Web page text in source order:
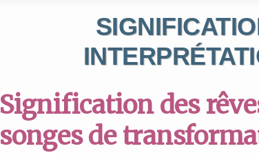
Signification des
songes de